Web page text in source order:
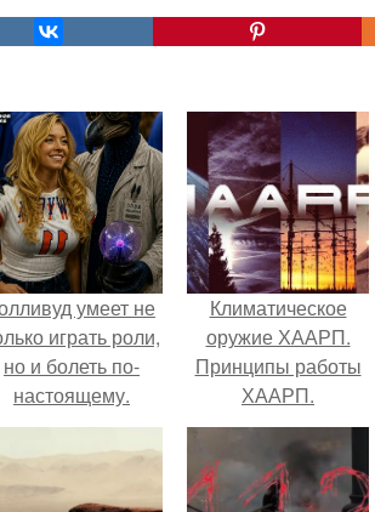
умеет не
играть роли,
но и болеть по-
настоящему.
Климатическое
оружие ХААРП.
Принципы работы
ХААРП.